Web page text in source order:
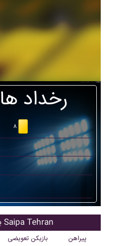
رخداد
۸
بازیکنان اصلی Saipa Tehran
بازیکن تعویضی پیراهن